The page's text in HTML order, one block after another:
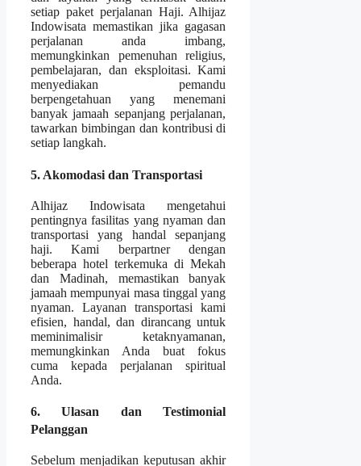
setiap paket perjalanan Haji. Alhijaz
Indowisata memastikan jika gagasan
perjalanan anda imbang,
memungkinkan pemenuhan religius,
pembelajaran, dan eksploitasi. Kami
menyediakan pemandu
berpengetahuan yang menemani
banyak jamaah sepanjang perjalanan,
tawarkan bimbingan dan kontribusi di
setiap langkah.
5. Akomodasi dan Transportasi
Alhijaz Indowisata mengetahui
pentingnya fasilitas yang nyaman dan
transportasi yang handal sepanjang
haji. Kami berpartner dengan
beberapa hotel terkemuka di Mekah
dan Madinah, memastikan banyak
jamaah mempunyai masa tinggal yang
nyaman. Layanan transportasi kami
efisien, handal, dan dirancang untuk
meminimalisir ketaknyamanan,
memungkinkan Anda buat fokus
cuma kepada perjalanan spiritual
Anda.
6. Ulasan dan Testimonial
Pelanggan
Sebelum menjadikan keputusan akhir